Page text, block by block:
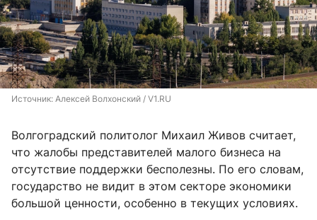
Источник: Алексей Волхонский / V1.RU
Волгоградский политолог Михаил Живов считает,
что жалобы представителей малого бизнеса на
отсутствие поддержки бесполезны. По его словам,
государство не видит в этом секторе экономики
большой ценности, особенно в текущих условиях.